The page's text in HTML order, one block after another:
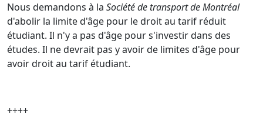
Nous demandons à la Société de transport de Montréal
d'abolir la limite d'âge pour le droit au tarif réduit
étudiant. Il n'y a pas d'âge pour s'investir dans des
études. Il ne devrait pas y avoir de limites d'âge pour
avoir droit au tarif étudiant.
++++